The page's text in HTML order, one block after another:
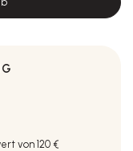
von 120 €